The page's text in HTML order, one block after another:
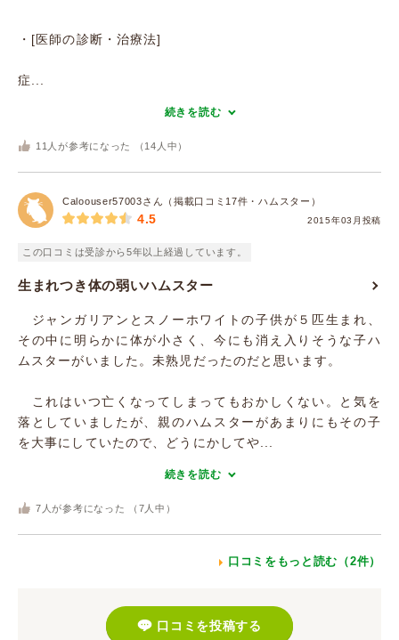
・[医師の診断・治療法]
症...
続きを読む
11 人が参考になった （ 14 人中）
Caloouser57003さん（掲載口コミ17件・ハムスター）
2015年03月投稿
4.5
この口コミは受診から5年以上経過しています。
生まれつき体の弱いハムスター
ジャンガリアンとスノーホワイトの子供が５匹生まれ、
その中に明らかに体が小さく、今にも消え入りそうな子ハ
ムスターがいました。未熟児だったのだと思います。
これはいつ亡くなってしまってもおかしくない。と気を
落としていましたが、親のハムスターがあまりにもその子
を大事にしていたので、どうにかしてや...
続きを読む
7 人が参考になった （ 7 人中）
口コミをもっと読む（2件）
口コミを投稿する